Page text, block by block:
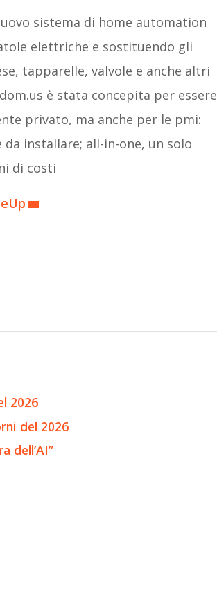
sistema di home automation
elettriche e sostituendo gli
tapparelle, valvole e anche altri
è stata concepita per essere
privato, ma anche per le pmi:
installare; all-in-one, un solo
di costi
2026
del 2026
dell’AI”